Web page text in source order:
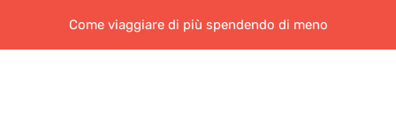
Come viaggiare di più spendendo di meno